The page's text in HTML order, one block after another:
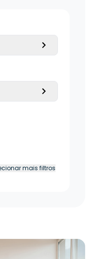
mais filtros